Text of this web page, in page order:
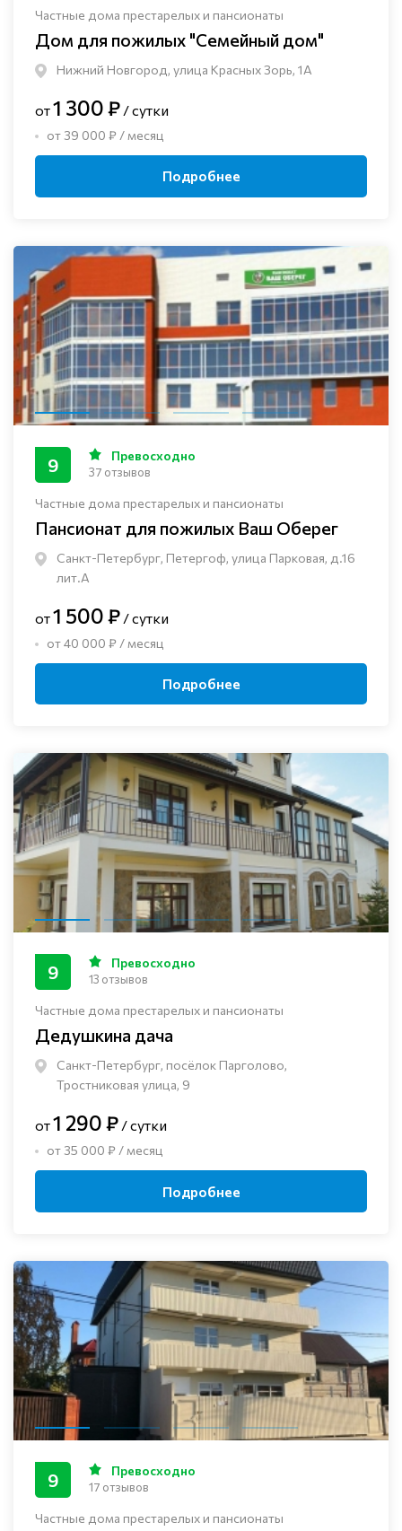
Частные дома престарелых и пансионаты
Дом для пожилых "Семейный дом"
Нижний Новгород, улица Красных Зорь, 1А
от1 300 ₽ / сутки
от 39 000 ₽ / месяц
Подробнее
Частные дома престарелых и пансионаты
Пансионат для пожилых Ваш Оберег
Санкт-Петербург, Петергоф, улица Парковая, д.16
лит.А
9 Превосходно
37 отзывов
от1 500 ₽ / сутки
от 40 000 ₽ / месяц
Подробнее
Частные дома престарелых и пансионаты
Дедушкина дача
Санкт-Петербург, посёлок Парголово,
Тростниковая улица, 9
9 Превосходно
13 отзывов
от1 290 ₽ / сутки
от 35 000 ₽ / месяц
Подробнее
Частные дома престарелых и пансионаты
9 Превосходно
17 отзывов